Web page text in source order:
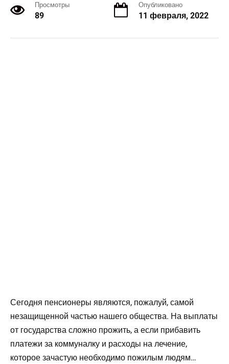
Просмотры
89
Опубликовано
11 февраля, 2022
Сегодня пенсионеры являются, пожалуй, самой
незащищенной частью нашего общества. На выплаты
от государства сложно прожить, а если прибавить
платежи за коммуналку и расходы на лечение,
которое зачастую необходимо пожилым людям…